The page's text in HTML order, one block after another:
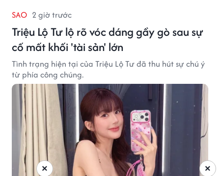
SAO 2 giờ trước
Triệu Lộ Tư lộ rõ vóc dáng gầy gò sau sự
cố mất khối 'tài sản' lớn
Tình trạng hiện tại của Triệu Lộ Tư đã thu hút sự chú ý
từ phía công chúng.
×
×